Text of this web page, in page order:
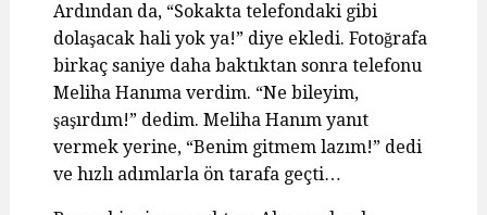
Ardından da, “Sokakta telefondaki gibi
dolaşacak hali yok ya!” diye ekledi. Fotoğrafa
birkaç saniye daha baktıktan sonra telefonu
Meliha Hanıma verdim. “Ne bileyim,
şaşırdım!” dedim. Meliha Hanım yanıt
vermek yerine, “Benim gitmem lazım!” dedi
ve hızlı adımlarla ön tarafa geçti…